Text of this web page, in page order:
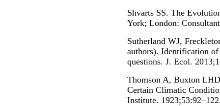
Shvarts SS. The
York; London:
Sutherland WJ,
authors). Identification
questions. J. Ecol.
Thomson A, Buxton
Certain Climatic
Institute.